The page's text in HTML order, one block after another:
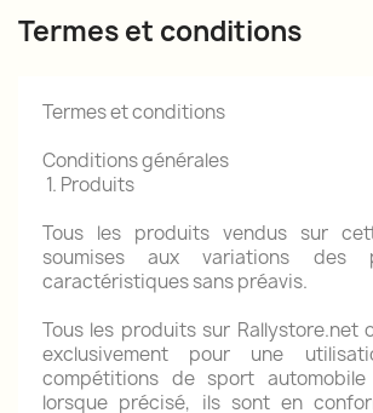
Termes et conditions
Termes et conditions
Conditions générales
1. Produits
Tous les produits vendus sur
soumises aux variations
caractéristiques sans préavis.
Tous les produits sur Rallystore.net
exclusivement pour une
compétitions de sport
lorsque précisé, ils sont en